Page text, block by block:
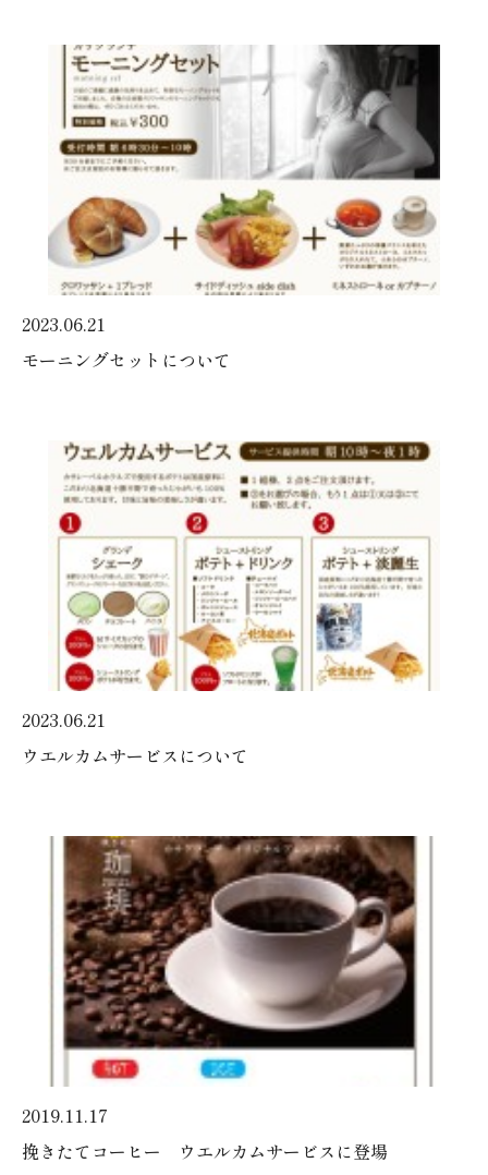
2023.06.21
モーニングセットについて
2023.06.21
ウエルカムサービスについて
2019.11.17
挽きたてコーヒー ウエルカムサービスに登場